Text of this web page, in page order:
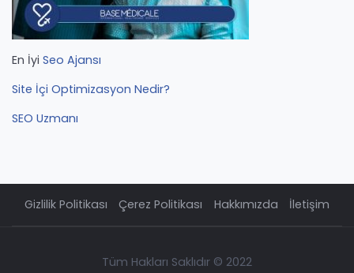
En İyi Seo Ajansı
Site İçi Optimizasyon Nedir?
SEO Uzmanı
Gizlilik Politikası Çerez Politikası Hakkımızda İletişim
Tüm Hakları Saklıdır © 2022